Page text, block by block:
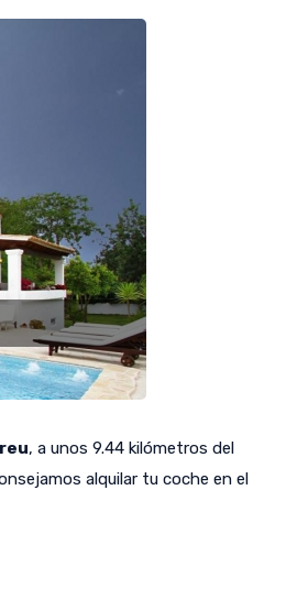
, a unos 9.44 kilómetros del
alquilar tu coche en el